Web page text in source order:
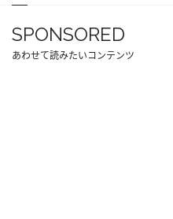
SPONSORED
あわせて読みたいコンテンツ